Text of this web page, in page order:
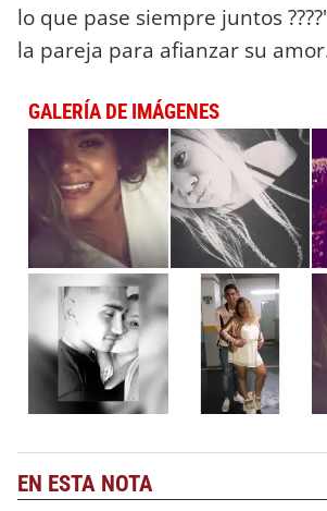
lo que pase siempre juntos
la pareja para afianzar su
GALERÍA DE IMÁGENES
EN ESTA NOTA